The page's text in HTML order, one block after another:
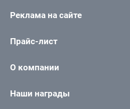
Реклама на сайте
Прайс-лист
О компании
Наши награды